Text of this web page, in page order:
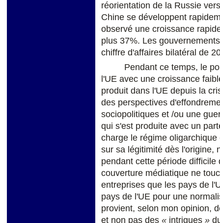
réorientation de la Russie
Chine se développent
observé une croissance
plus 37%. Les
chiffre d'affaires bilatéral de
Pendant ce temps, le
l'UE avec une croissance
produit dans l'UE depuis la
des perspectives
sociopolitiques et /ou une
qui s'est produite avec un
charge le régime
sur sa légitimité dès l'origine,
pendant cette période
couverture médiatique ne
entreprises que les pays de
pays de l'UE pour une
provient, selon mon opinion,
et non pas des « intrigues »